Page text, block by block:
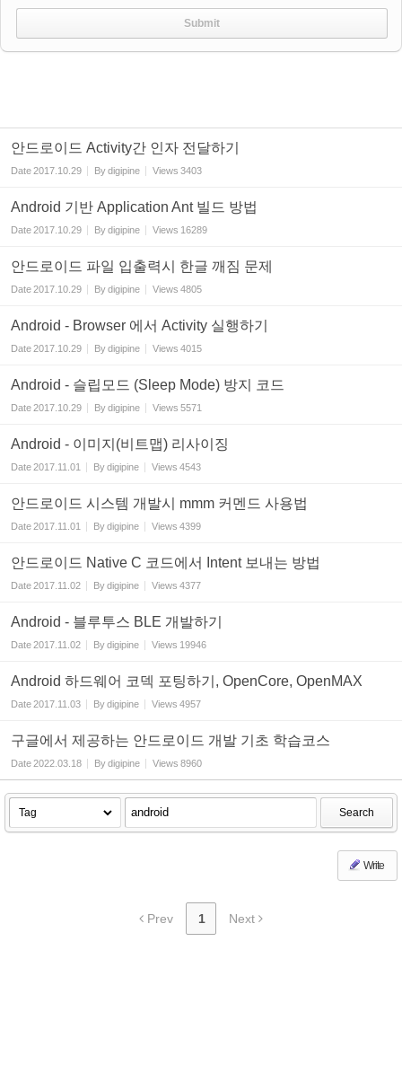
안드로이드 Activity간 인자 전달하기
Date2017.10.29 Bydigipine Views 3403
Android 기반 Application Ant 빌드 방법
Date2017.10.29 Bydigipine Views 16289
안드로이드 파일 입출력시 한글 깨짐 문제
Date2017.10.29 Bydigipine Views 4805
Android - Browser 에서 Activity 실행하기
Date2017.10.29 Bydigipine Views 4015
Android - 슬립모드 (Sleep Mode) 방지 코드
Date2017.10.29 Bydigipine Views 5571
Android - 이미지(비트맵) 리사이징
Date2017.11.01 Bydigipine Views 4543
안드로이드 시스템 개발시 mmm 커멘드 사용법
Date2017.11.01 Bydigipine Views 4399
안드로이드 Native C 코드에서 Intent 보내는 방법
Date2017.11.02 Bydigipine Views 4377
Android - 블루투스 BLE 개발하기
Date2017.11.02 Bydigipine Views 19946
Android 하드웨어 코덱 포팅하기, OpenCore, OpenMAX
Date2017.11.03 Bydigipine Views 4957
구글에서 제공하는 안드로이드 개발 기초 학습코스
Date2022.03.18 Bydigipine Views 8960
Search
Write
Prev 1 Next